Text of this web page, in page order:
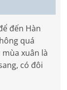
đến Hàn
quá
xuân là
có đôi